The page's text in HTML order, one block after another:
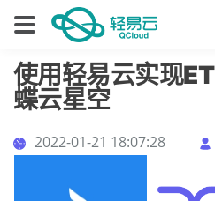
使用轻易云实现
蝶云星空
2022-01-21 18:07:28